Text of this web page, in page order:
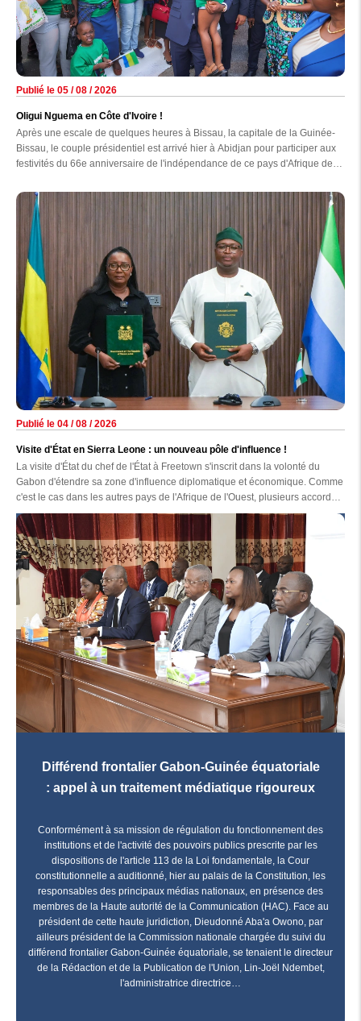
Publié le 05 / 08 / 2026
Oligui Nguema en Côte d'Ivoire !
Après une escale de quelques heures à Bissau, la capitale de la Guinée-
Bissau, le couple présidentiel est arrivé hier à Abidjan pour participer aux
festivités du 66e anniversaire de l'indépendance de ce pays d'Afrique de
Publié le 04 / 08 / 2026
Visite d'État en Sierra Leone : un nouveau pôle d'influence !
La visite d'État du chef de l'État à Freetown s'inscrit dans la volonté du
Gabon d'étendre sa zone d'influence diplomatique et économique. Comme
c'est le cas dans les autres pays de l'Afrique de l'Ouest, plusieurs accords
sont prévus pour intensifier cette coopération, il faut le reconnaître, en
sommeil avec ce pays.
Différend frontalier Gabon-Guinée équatoriale
: appel à un traitement médiatique rigoureux
Conformément à sa mission de régulation du fonctionnement des
institutions et de l'activité des pouvoirs publics prescrite par les
dispositions de l'article 113 de la Loi fondamentale, la Cour
constitutionnelle a auditionné, hier au palais de la Constitution, les
responsables des principaux médias nationaux, en présence des
membres de la Haute autorité de la Communication (HAC). Face au
président de cette haute juridiction, Dieudonné Aba'a Owono, par
ailleurs président de la Commission nationale chargée du suivi du
différend frontalier Gabon-Guinée équatoriale, se tenaient le directeur
de la Rédaction et de la Publication de l'Union, Lin-Joël Ndembet,
l'administratrice directrice…